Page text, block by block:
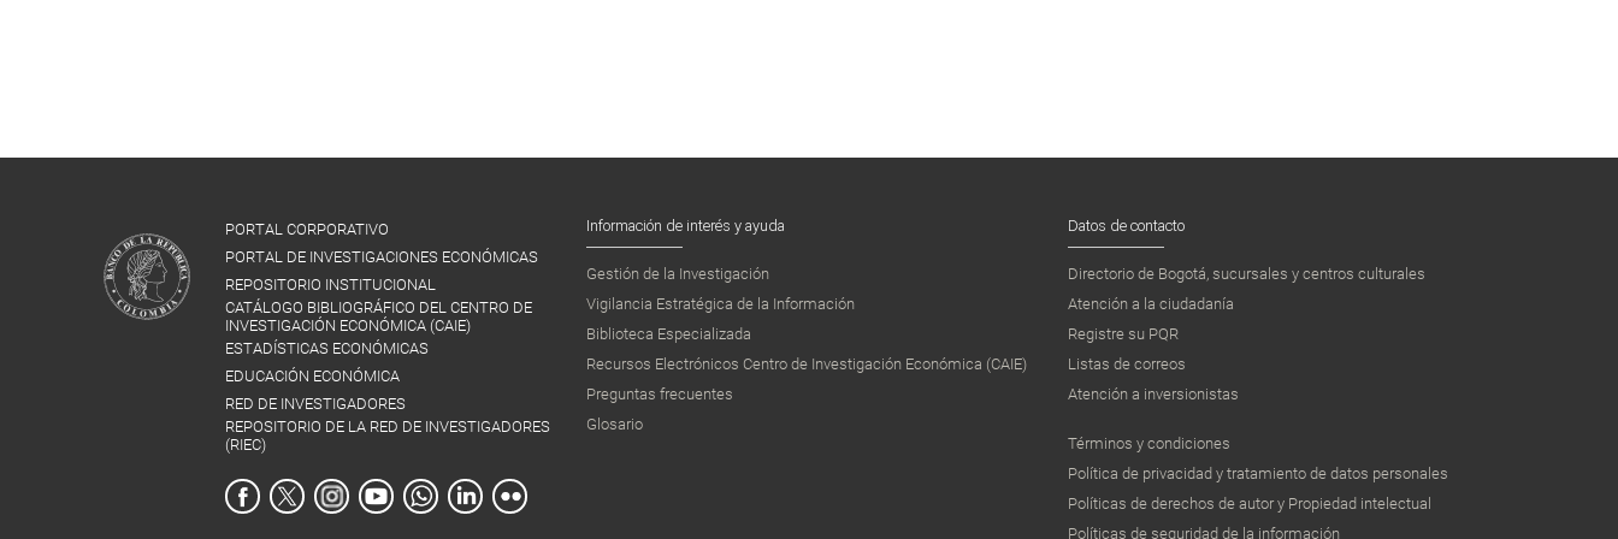
PORTAL CORPORATIVO
PORTAL DE INVESTIGACIONES ECONÓMICAS
REPOSITORIO INSTITUCIONAL
CATÁLOGO BIBLIOGRÁFICO DEL CENTRO DE
INVESTIGACIÓN ECONÓMICA (CAIE)
ESTADÍSTICAS ECONÓMICAS
EDUCACIÓN ECONÓMICA
RED DE INVESTIGADORES
REPOSITORIO DE LA RED DE INVESTIGADORES
(RIEC)
Información de interés y ayuda
Gestión de la Investigación
Vigilancia Estratégica de la Información
Biblioteca Especializada
Recursos Electrónicos Centro de Investigación Económica (CAIE)
Preguntas frecuentes
Glosario
Datos de contacto
Directorio de Bogotá, sucursales y centros culturales
Atención a la ciudadanía
Registre su PQR
Listas de correos
Atención a inversionistas
Términos y condiciones
Política de privacidad y tratamiento de datos personales
Políticas de derechos de autor y Propiedad intelectual
Políticas de seguridad de la información